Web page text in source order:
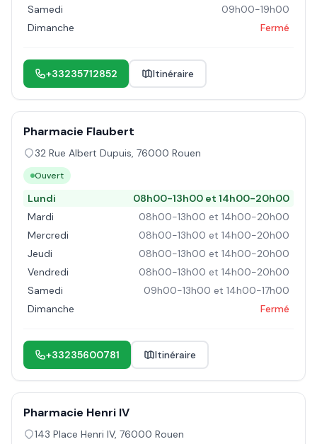
Samedi
09h00-19h00
Dimanche
Fermé
+33235712852 Itinéraire
Pharmacie Flaubert
32 Rue Albert Dupuis, 76000 Rouen
Ouvert
Lundi
08h00-13h00 et 14h00-20h00
Mardi
08h00-13h00 et 14h00-20h00
Mercredi
08h00-13h00 et 14h00-20h00
Jeudi
08h00-13h00 et 14h00-20h00
Vendredi
08h00-13h00 et 14h00-20h00
Samedi
09h00-13h00 et 14h00-17h00
Dimanche
Fermé
+33235600781 Itinéraire
Pharmacie Henri IV
143 Place Henri IV, 76000 Rouen